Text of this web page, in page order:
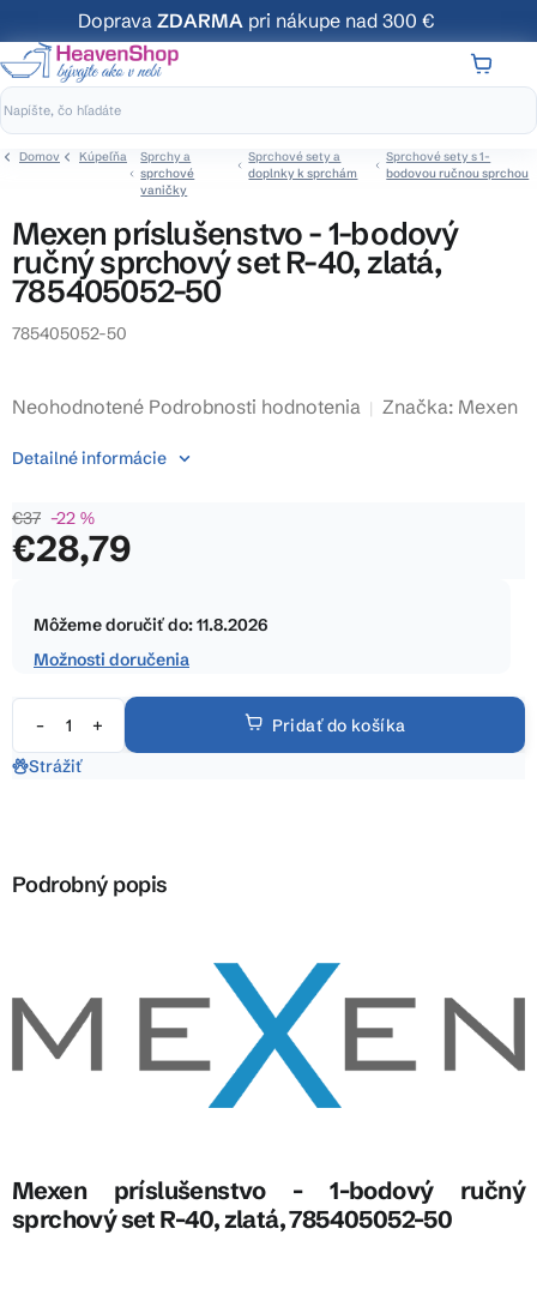
na
obsah
Doprava ZDARMA pri nákupe nad 300 €
Domov Kúpeľňa
Sprchy a
sprchové
vaničky
Sprchové sety a
doplnky k sprchám
Sprchové sety s 1-
bodovou ručnou sprchou
Mexen príslušenstvo - 1-bodový
ručný sprchový set R-40, zlatá,
785405052-50
785405052-50
Priemerné
produktu
0,0
z
Neohodnotené Podrobnosti hodnotenia Značka: Mexen
€37 –22 %
€28,79
cena:
Môžeme doručiť do:11.8.2026
Možnosti doručenia
Pridať do košíka
Detailné informácie
Strážiť
Podrobný popis
Mexen príslušenstvo - 1-bodový ručný
sprchový set R-40, zlatá, 785405052-50